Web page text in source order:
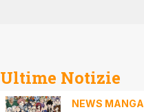
Ultime Notizie
NEWS MANGA